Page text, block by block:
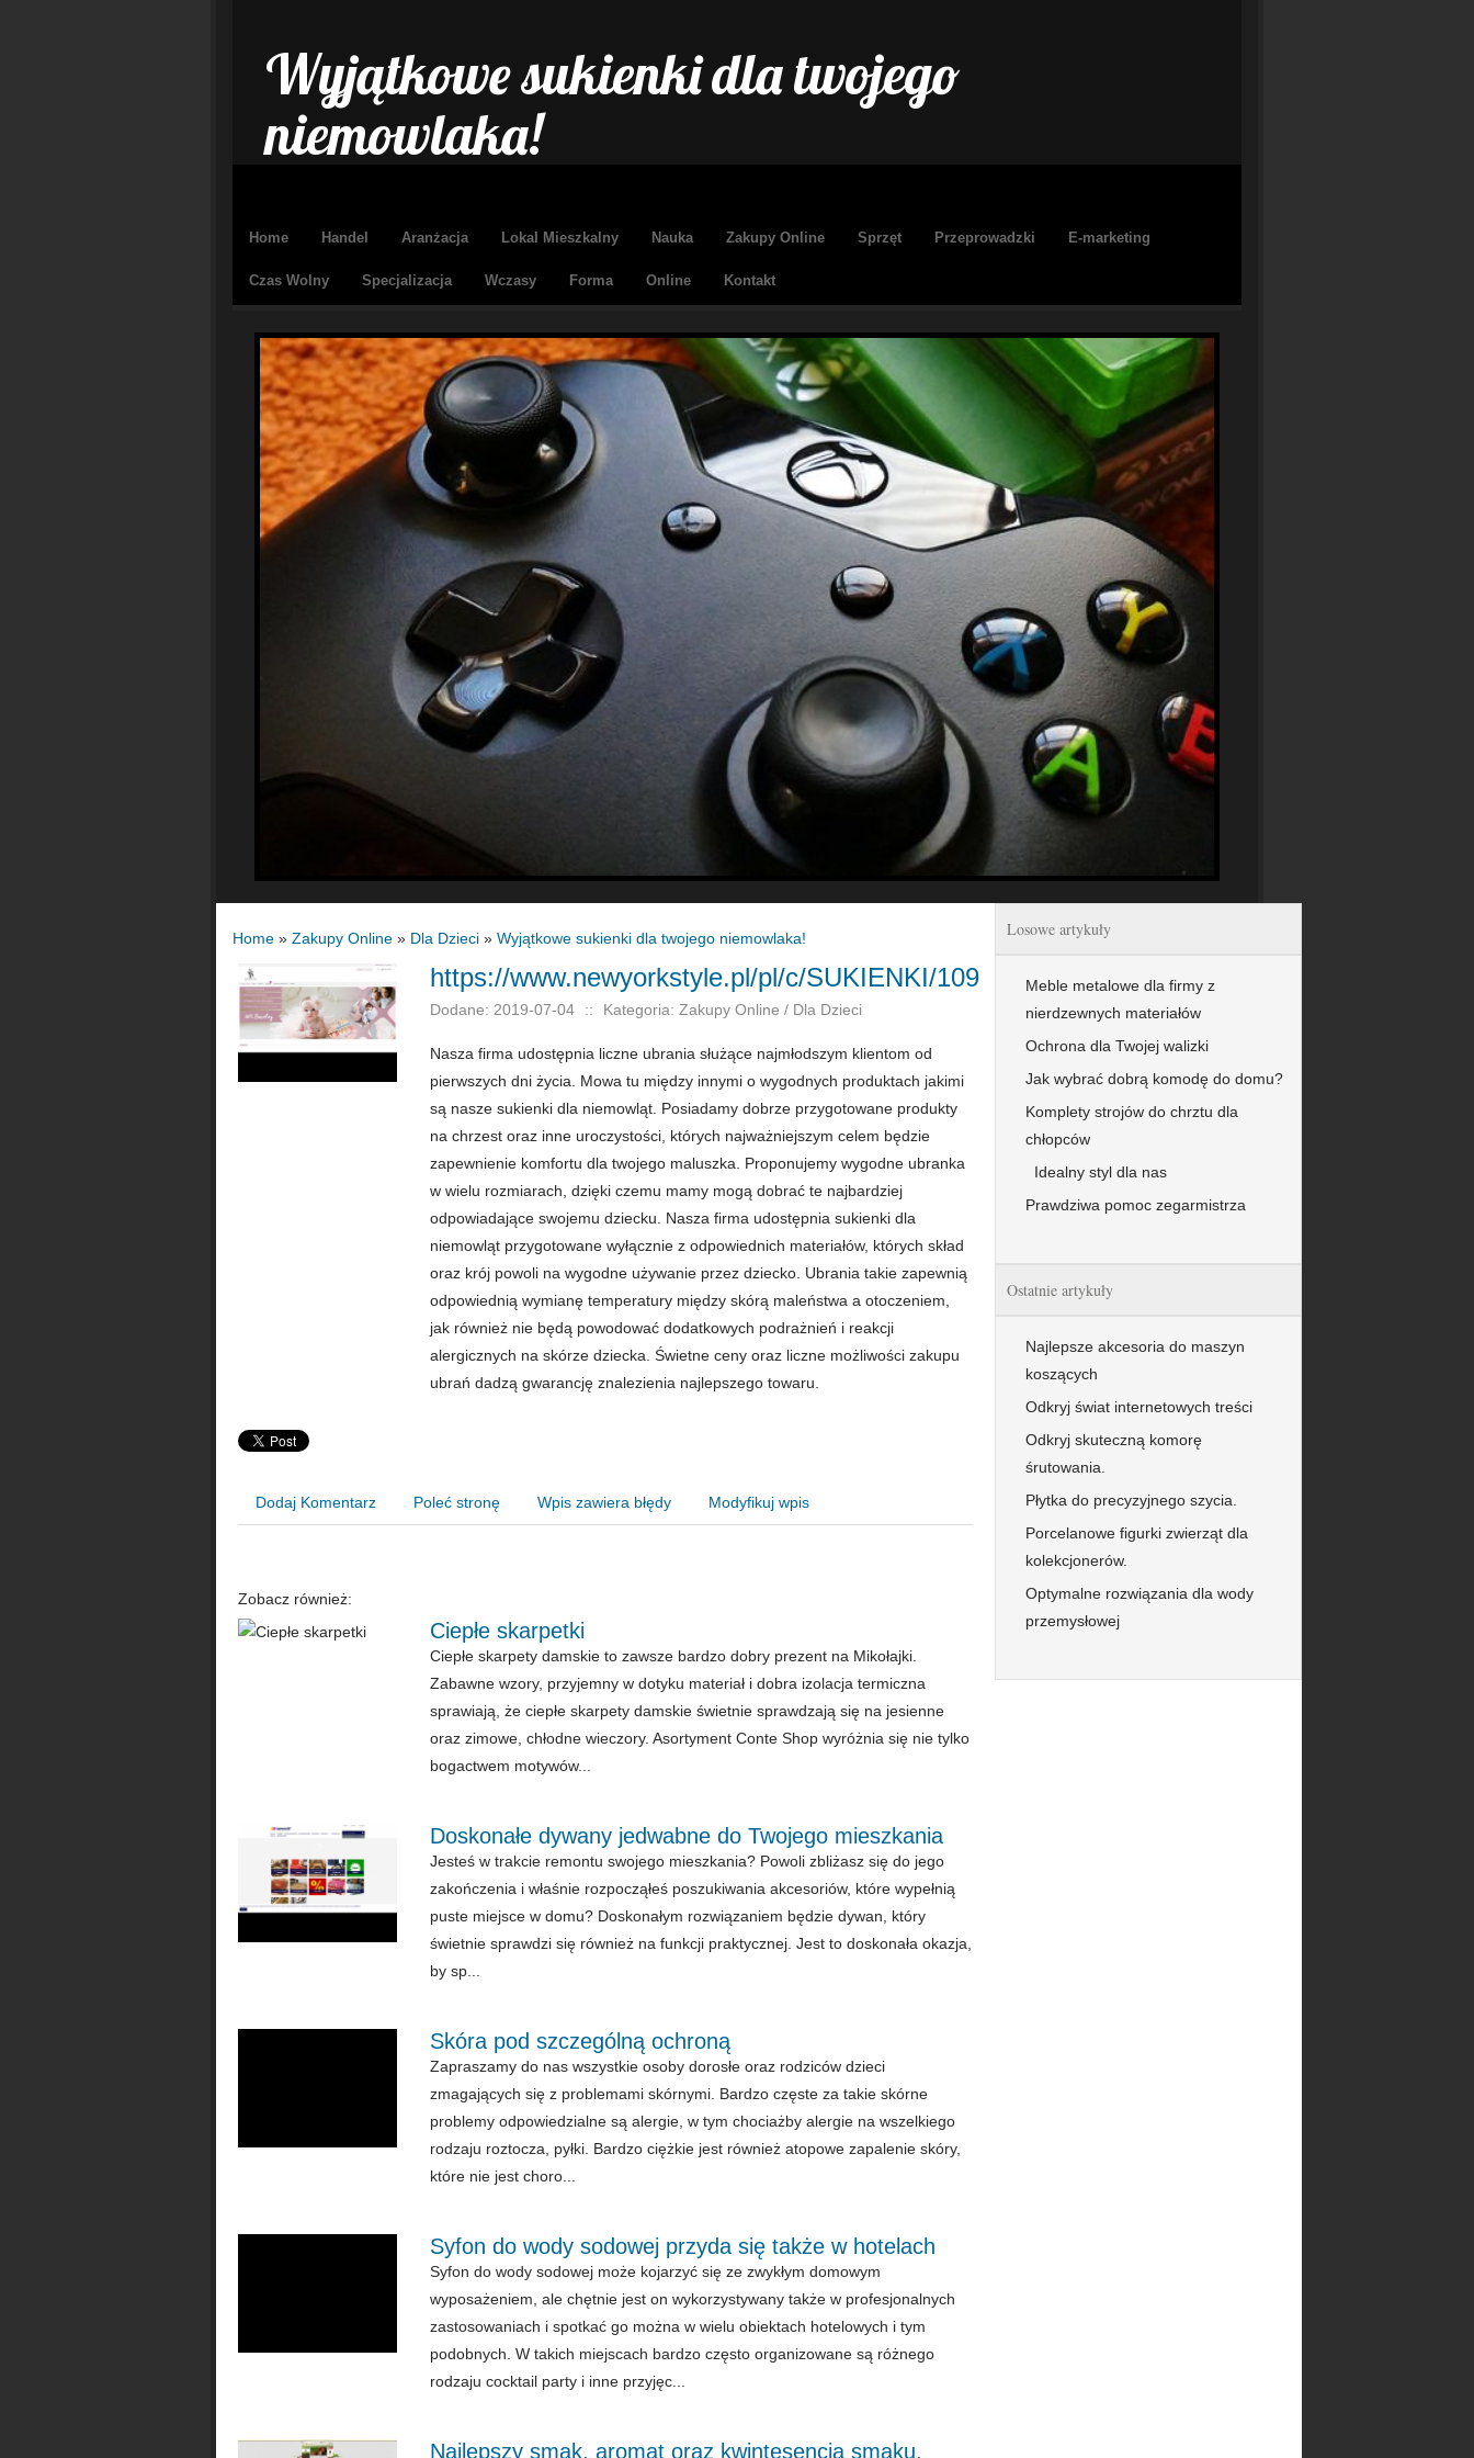
Wyjątkowe sukienki dla twojego
niemowlaka!
Home Handel Aranżacja Lokal Mieszkalny Nauka Zakupy Online Sprzęt Przeprowadzki E-marketing
Czas Wolny Specjalizacja Wczasy Forma Online Kontakt
Home » Zakupy Online » Dla Dzieci » Wyjątkowe sukienki dla twojego niemowlaka!
https://www.newyorkstyle.pl/pl/c/SUKIENKI/109
Dodane: 2019-07-04 :: Kategoria: Zakupy Online / Dla Dzieci
Nasza firma udostępnia liczne ubrania służące najmłodszym klientom od
pierwszych dni życia. Mowa tu między innymi o wygodnych produktach jakimi
są nasze sukienki dla niemowląt. Posiadamy dobrze przygotowane produkty
na chrzest oraz inne uroczystości, których najważniejszym celem będzie
zapewnienie komfortu dla twojego maluszka. Proponujemy wygodne ubranka
w wielu rozmiarach, dzięki czemu mamy mogą dobrać te najbardziej
odpowiadające swojemu dziecku. Nasza firma udostępnia sukienki dla
niemowląt przygotowane wyłącznie z odpowiednich materiałów, których skład
oraz krój powoli na wygodne używanie przez dziecko. Ubrania takie zapewnią
odpowiednią wymianę temperatury między skórą maleństwa a otoczeniem,
jak również nie będą powodować dodatkowych podrażnień i reakcji
alergicznych na skórze dziecka. Świetne ceny oraz liczne możliwości zakupu
ubrań dadzą gwarancję znalezienia najlepszego towaru.
Dodaj Komentarz Poleć stronę Wpis zawiera błędy Modyfikuj wpis
Zobacz również:
Ciepłe skarpetki
Ciepłe skarpety damskie to zawsze bardzo dobry prezent na Mikołajki.
Zabawne wzory, przyjemny w dotyku materiał i dobra izolacja termiczna
sprawiają, że ciepłe skarpety damskie świetnie sprawdzają się na jesienne
oraz zimowe, chłodne wieczory. Asortyment Conte Shop wyróżnia się nie tylko
bogactwem motywów...
Doskonałe dywany jedwabne do Twojego mieszkania
Jesteś w trakcie remontu swojego mieszkania? Powoli zbliżasz się do jego
zakończenia i właśnie rozpocząłeś poszukiwania akcesoriów, które wypełnią
puste miejsce w domu? Doskonałym rozwiązaniem będzie dywan, który
świetnie sprawdzi się również na funkcji praktycznej. Jest to doskonała okazja,
by sp...
Skóra pod szczególną ochroną
Zapraszamy do nas wszystkie osoby dorosłe oraz rodziców dzieci
zmagających się z problemami skórnymi. Bardzo częste za takie skórne
problemy odpowiedzialne są alergie, w tym chociażby alergie na wszelkiego
rodzaju roztocza, pyłki. Bardzo ciężkie jest również atopowe zapalenie skóry,
które nie jest choro...
Syfon do wody sodowej przyda się także w hotelach
Syfon do wody sodowej może kojarzyć się ze zwykłym domowym
wyposażeniem, ale chętnie jest on wykorzystywany także w profesjonalnych
zastosowaniach i spotkać go można w wielu obiektach hotelowych i tym
podobnych. W takich miejscach bardzo często organizowane są różnego
rodzaju cocktail party i inne przyjęc...
Najlepszy smak, aromat oraz kwintesencja smaku.
Losowe artykuły
Meble metalowe dla firmy z
nierdzewnych materiałów
Ochrona dla Twojej walizki
Jak wybrać dobrą komodę do domu?
Komplety strojów do chrztu dla
chłopców
Idealny styl dla nas
Prawdziwa pomoc zegarmistrza
Ostatnie artykuły
Najlepsze akcesoria do maszyn
koszących
Odkryj świat internetowych treści
Odkryj skuteczną komorę
śrutowania.
Płytka do precyzyjnego szycia.
Porcelanowe figurki zwierząt dla
kolekcjonerów.
Optymalne rozwiązania dla wody
przemysłowej